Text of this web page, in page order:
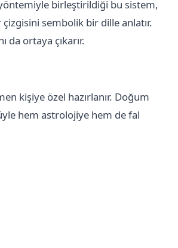
birleştirildiği bu sistem,
sembolik bir dille anlatır.
da ortaya çıkarır.
kişiye özel hazırlanır. Doğum
hem astrolojiye hem de fal